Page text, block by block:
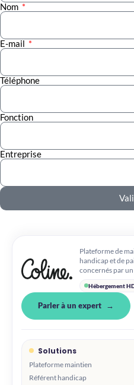
Nom
E-mail
Téléphone
Fonction
Entreprise
Plateforme de
handicap et de
concernés par un
Hébergement
Parler à un expert
Solutions
Plateforme maintien
Référent handicap